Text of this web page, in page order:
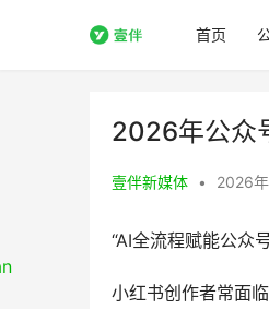
首页
2026年公众
壹伴新媒体 • 2026
“AI全流程赋能公众
小红书创作者常面